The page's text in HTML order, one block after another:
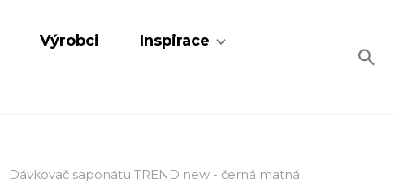
Výrobci
Inspirace
Dávkovač saponátu TREND new - černá matná